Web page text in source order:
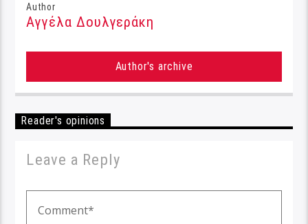
Author
Αγγέλα Δουλγεράκη
Author's archive
Reader's opinions
Leave a Reply